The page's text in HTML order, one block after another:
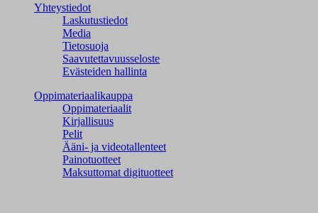
Yhteystiedot
Laskutustiedot
Media
Tietosuoja
Saavutettavuusseloste
Evästeiden hallinta
Oppimateriaalikauppa
Oppimateriaalit
Kirjallisuus
Pelit
Ääni- ja videotallenteet
Painotuotteet
Maksuttomat digituotteet